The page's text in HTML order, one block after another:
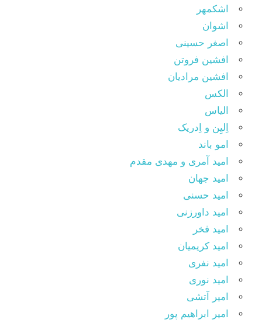
اشکمهر
اشوان
اصغر حسینی
افشین فروتن
افشین مرادیان
الکس
الیاس
اِلیِن و اِدریک
امو باند
امید آمری و مهدی مقدم
امید جهان
امید حسنی
امید داورزنی
امید فخر
امید کریمیان
امید نفری
امید نوری
امیر آتشی
امیر ابراهیم پور